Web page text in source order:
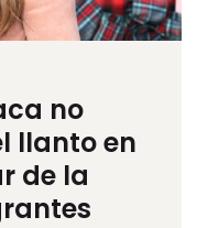
no
llanto en
de la